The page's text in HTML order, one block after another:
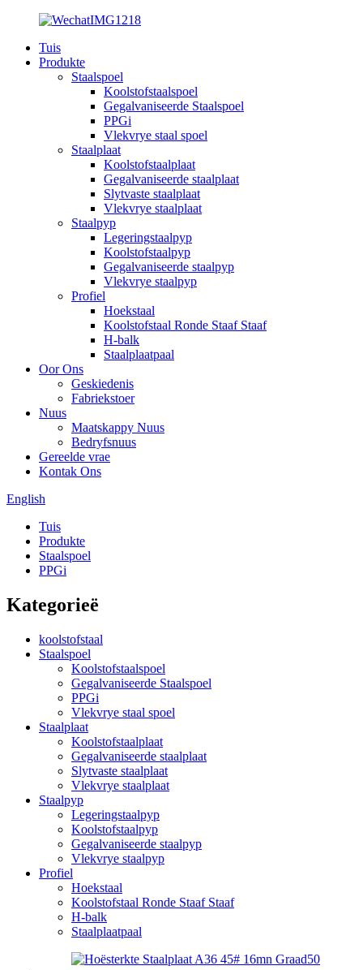
Tuis
Produkte
Staalspoel
Koolstofstaalspoel
Gegalvaniseerde Staalspoel
PPGi
Vlekvrye staal spoel
Staalplaat
Koolstofstaalplaat
Gegalvaniseerde staalplaat
Slytvaste staalplaat
Vlekvrye staalplaat
Staalpyp
Legeringstaalpyp
Koolstofstaalpyp
Gegalvaniseerde staalpyp
Vlekvrye staalpyp
Profiel
Hoekstaal
Koolstofstaal Ronde Staaf Staaf
H-balk
Staalplaatpaal
Oor Ons
Geskiedenis
Fabriekstoer
Nuus
Maatskappy Nuus
Bedryfsnuus
Gereelde vrae
Kontak Ons
English
Tuis
Produkte
Staalspoel
PPGi
Kategorieë
koolstofstaal
Staalspoel
Koolstofstaalspoel
Gegalvaniseerde Staalspoel
PPGi
Vlekvrye staal spoel
Staalplaat
Koolstofstaalplaat
Gegalvaniseerde staalplaat
Slytvaste staalplaat
Vlekvrye staalplaat
Staalpyp
Legeringstaalpyp
Koolstofstaalpyp
Gegalvaniseerde staalpyp
Vlekvrye staalpyp
Profiel
Hoekstaal
Koolstofstaal Ronde Staaf Staaf
H-balk
Staalplaatpaal